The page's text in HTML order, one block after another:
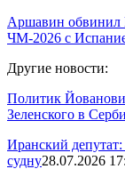
Аршавин обвинил
ЧМ-2026 с
Другие новости:
Политик
Зеленского в
Иранский
судну28.07.2026